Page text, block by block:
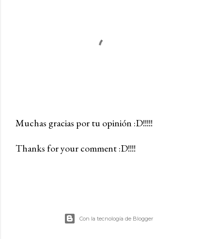
u
Muchas gracias por tu opinión :D!!!!!
Thanks for your comment :D!!!!
Con la tecnología de Blogger